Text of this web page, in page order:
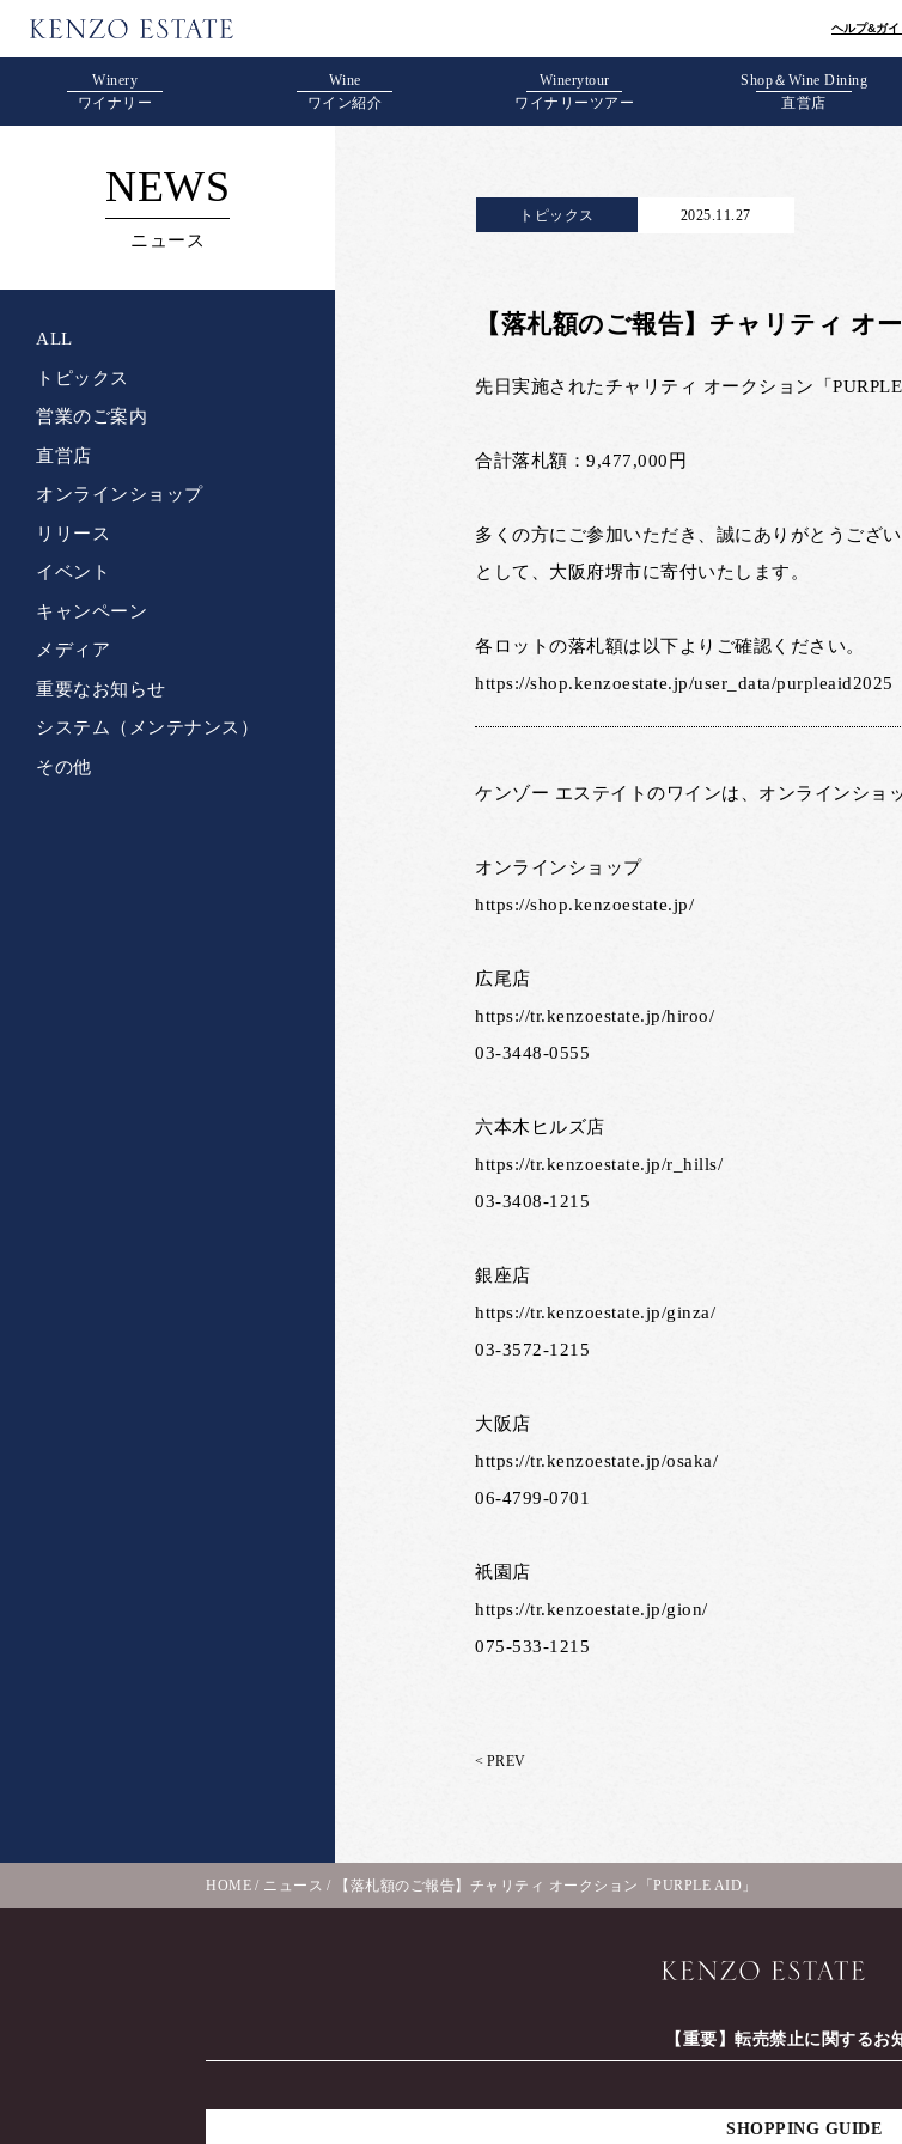
ヘルプ&ガイ
Winery
ワイナリー
Wine
ワイン紹介
Winerytour
ワイナリーツアー
Shop＆Wine Dining
直営店
NEWS
ニュース
ALL
トピックス
営業のご案内
直営店
オンラインショップ
リリース
イベント
キャンペーン
メディア
重要なお知らせ
システム（メンテナンス）
その他
トピックス 2025.11.27
【落札額のご報告】チャリティ オ
先日実施されたチャリティ オークション「
合計落札額：9,477,000円
多くの方にご参加いただき、誠にありがとうござ
として、大阪府堺市に寄付いたします。
各ロットの落札額は以下よりご確認ください。
https://shop.kenzoestate.jp/user_data/purpleaid2025
ケンゾー エステイトのワインは、オンラインショ
オンラインショップ
https://shop.kenzoestate.jp/
広尾店
https://tr.kenzoestate.jp/hiroo/
03-3448-0555
六本木ヒルズ店
https://tr.kenzoestate.jp/r_hills/
03-3408-1215
銀座店
https://tr.kenzoestate.jp/ginza/
03-3572-1215
大阪店
https://tr.kenzoestate.jp/osaka/
06-4799-0701
祇園店
https://tr.kenzoestate.jp/gion/
075-533-1215
< PREV
HOME / ニュース / 【落札額のご報告】チャリティ オークション「PURPLE AID」
【重要】転売禁止に関するお
SHOPPING GUIDE